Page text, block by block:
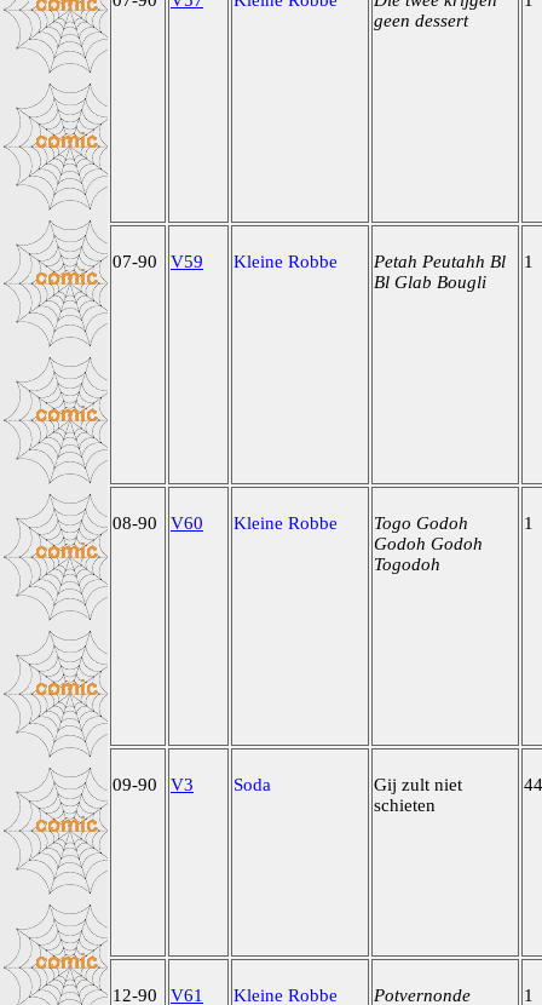
geen dessert
07-90 V59 Kleine Robbe
Petah Peutahh Bl
Bl Glab Bougli
1
08-90 V60 Kleine Robbe
Togo Godoh
Godoh Godoh
Togodoh
1
09-90 V3 Soda
Gij zult niet
schieten
44
12-90 V61 Kleine Robbe
Potvernonde
1